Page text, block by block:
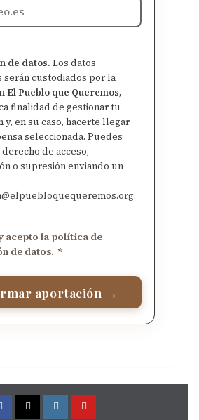
de datos. Los datos
serán custodiados por la
El Pueblo que Queremos,
finalidad de gestionar tu
y, en su caso, hacerte llegar
seleccionada. Puedes
de acceso,
o supresión enviando un
.
acepto la política de
de datos. *
aportación →